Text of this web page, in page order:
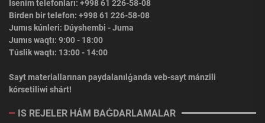
Isenim telefonları: +998 61 226-58-08
Birden bir telefon: +998 61 226-58-08
Jumıs kúnleri: Dúyshembi - Juma
Jumıs waqtı: 9:00 - 18:00
Túslik waqtı: 13:00 - 14:00
Sayt materiallarınan paydalanılǵanda veb-sayt mánzili
kórsetiliwi shárt!
IS REJELER HÁM BAǴDARLAMALAR